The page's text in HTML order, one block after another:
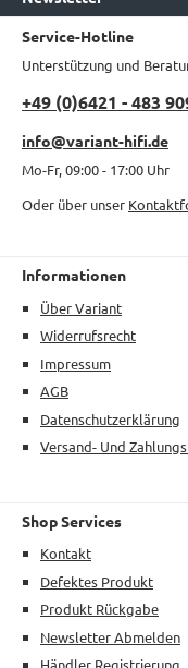
Service-Hotline
Unterstützung und
+49 (0)6421 - 483
info@variant-hifi.de
Mo-Fr, 09:00 - 17:00 Uhr
Oder über unser
Informationen
Über Variant
Widerrufsrecht
Impressum
AGB
Datenschutzerklärung
Versand- Und
Shop Services
Kontakt
Defektes Produkt
Produkt Rückgabe
Newsletter Abmelden
Händler Registrierung